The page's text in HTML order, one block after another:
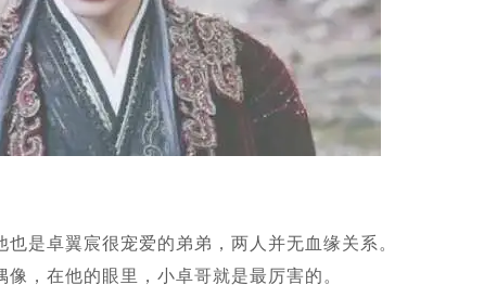
是卓翼宸很宠爱的弟弟，两人并无血缘关系。
，在他的眼里，小卓哥就是最厉害的。